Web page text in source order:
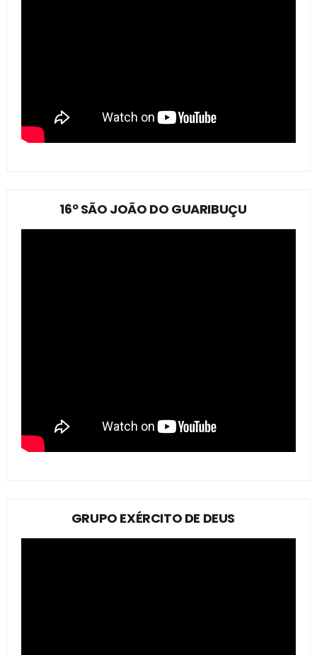
16º SÃO JOÃO DO GUARIBUÇU
GRUPO EXÉRCITO DE DEUS